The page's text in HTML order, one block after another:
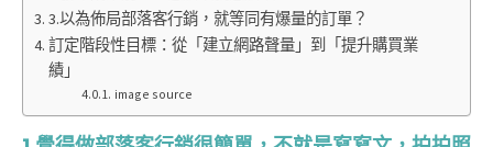
3.以為佈局部落客行銷，就等同有爆量的訂單？
訂定階段性目標：從「建立網路聲量」到「提升購買業
績」
image source